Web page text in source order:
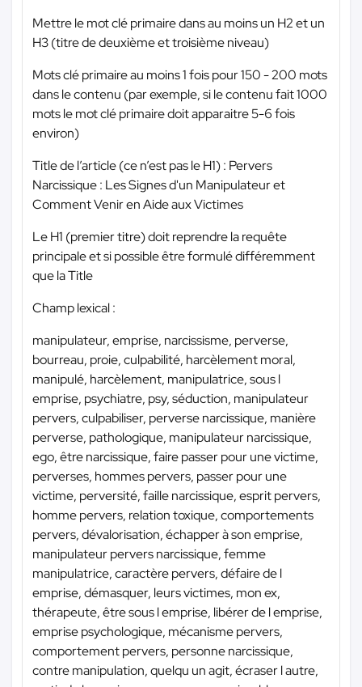
Mettre le mot clé primaire dans au moins un H2 et un
H3 (titre de deuxième et troisième niveau)
Mots clé primaire au moins 1 fois pour 150 - 200 mots
dans le contenu (par exemple, si le contenu fait 1000
mots le mot clé primaire doit apparaitre 5-6 fois
environ)
Title de l’article (ce n’est pas le H1) : Pervers
Narcissique : Les Signes d'un Manipulateur et
Comment Venir en Aide aux Victimes
Le H1 (premier titre) doit reprendre la requête
principale et si possible être formulé différemment
que la Title
Champ lexical :
manipulateur, emprise, narcissisme, perverse,
bourreau, proie, culpabilité, harcèlement moral,
manipulé, harcèlement, manipulatrice, sous l
emprise, psychiatre, psy, séduction, manipulateur
pervers, culpabiliser, perverse narcissique, manière
perverse, pathologique, manipulateur narcissique,
ego, être narcissique, faire passer pour une victime,
perverses, hommes pervers, passer pour une
victime, perversité, faille narcissique, esprit pervers,
homme pervers, relation toxique, comportements
pervers, dévalorisation, échapper à son emprise,
manipulateur pervers narcissique, femme
manipulatrice, caractère pervers, défaire de l
emprise, démasquer, leurs victimes, mon ex,
thérapeute, être sous l emprise, libérer de l emprise,
emprise psychologique, mécanisme pervers,
comportement pervers, personne narcissique,
contre manipulation, quelqu un agit, écraser l autre,